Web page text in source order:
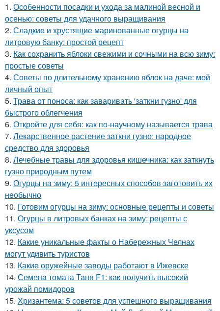
1. Особенности посадки и ухода за малиной весной и
осенью: советы для удачного выращивания
2. Сладкие и хрустящие маринованные огурцы на
литровую банку: простой рецепт
3. Как сохранить яблоки свежими и сочными на всю зиму:
простые советы
4. Советы по длительному хранению яблок на даче: мой
личный опыт
5. Трава от поноса: как заваривать 'заткни гузно' для
быстрого облегчения
6. Откройте для себя: как по-научному называется трава
7. Лекарственное растение заткни гузно: народное
средство для здоровья
8. Лечебные травы для здоровья кишечника: как заткнуть
гузно природным путем
9. Огурцы на зиму: 5 интересных способов заготовить их
необычно
10. Готовим огурцы на зиму: основные рецепты и советы
11. Огурцы в литровых банках на зиму: рецепты с
уксусом
12. Какие уникальные факты о Набережных Челнах
могут удивить туристов
13. Какие оружейные заводы работают в Ижевске
14. Семена томата Таня F1: как получить высокий
урожай помидоров
15. Хризантема: 5 советов для успешного выращивания